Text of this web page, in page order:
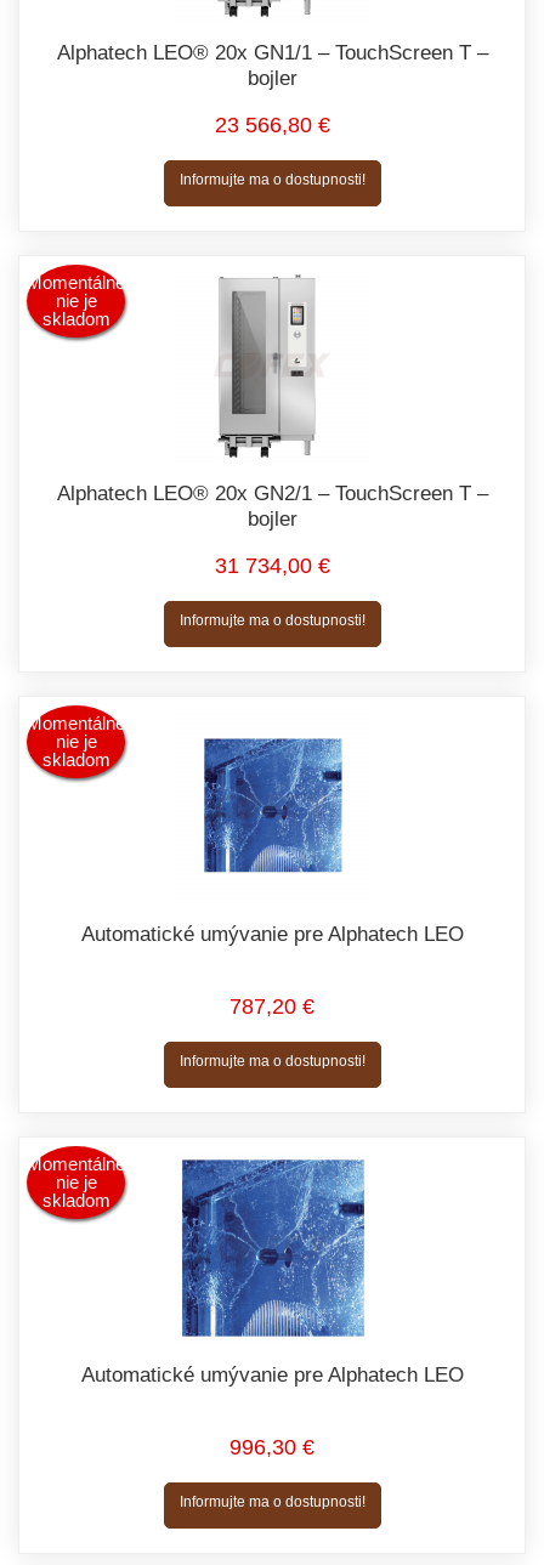
Alphatech LEO® 20x GN1/1 – TouchScreen T –
bojler
23 566,80 €
Informujte ma o dostupnosti!
Momentálne
nie je
skladom
Alphatech LEO® 20x GN2/1 – TouchScreen T –
bojler
31 734,00 €
Informujte ma o dostupnosti!
Momentálne
nie je
skladom
Automatické umývanie pre Alphatech LEO
787,20 €
Informujte ma o dostupnosti!
Momentálne
nie je
skladom
Automatické umývanie pre Alphatech LEO
996,30 €
Informujte ma o dostupnosti!